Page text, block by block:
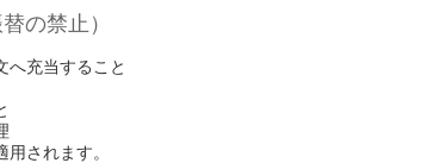
の禁止）
へ充当すること
されます。